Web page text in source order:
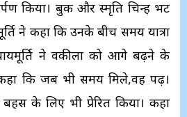
किया। बुकें और स्मृति चिन्ह भेंट
ने कहा कि उनके बीच समय यात्रा
ने वकीलों को आगे बढ़ने के
कहा कि जब भी समय मिले,वह पढ़ें।
के लिए भी प्रेरित किया। कहा